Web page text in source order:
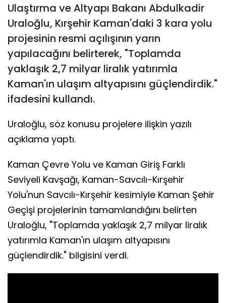
Ulaştırma ve Altyapı Bakanı Abdulkadir
Uraloğlu, Kırşehir Kaman'daki 3 kara yolu
projesinin resmi açılışının yarın
yapılacağını belirterek, "Toplamda
yaklaşık 2,7 milyar liralık yatırımla
Kaman'ın ulaşım altyapısını güçlendirdik."
ifadesini kullandı.
Uraloğlu, söz konusu projelere ilişkin yazılı
açıklama yaptı.
Kaman Çevre Yolu ve Kaman Giriş Farklı
Seviyeli Kavşağı, Kaman-Savcılı-Kırşehir
Yolu'nun Savcılı-Kırşehir kesimiyle Kaman Şehir
Geçişi projelerinin tamamlandığını belirten
Uraloğlu, "Toplamda yaklaşık 2,7 milyar liralık
yatırımla Kaman'ın ulaşım altyapısını
güçlendirdik." bilgisini verdi.